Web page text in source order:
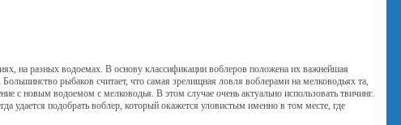
на разных водоемах. В основу классификации воблеров положена их важнейшая
рыбаков считает, что самая зрелищная ловля воблерами на мелководьях та,
с новым водоемом с мелководья. В этом случае очень актуально использовать твичинг.
удается подобрать воблер, который окажется уловистым именно в том месте, где